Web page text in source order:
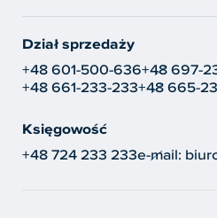
Dział sprzedaży
+48 601-500-636+48 697-
+48 661-233-233+48 665-
Księgowość
+48 724 233 233e-mail: